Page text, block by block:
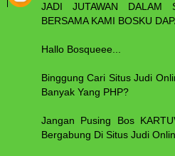
JADI JUTAWAN DALAM
BERSAMA KAMI BOSKU
Hallo Bosqueee...
Binggung Cari Situs Judi
Banyak Yang PHP?
Jangan Pusing Bos
Bergabung Di Situs Judi